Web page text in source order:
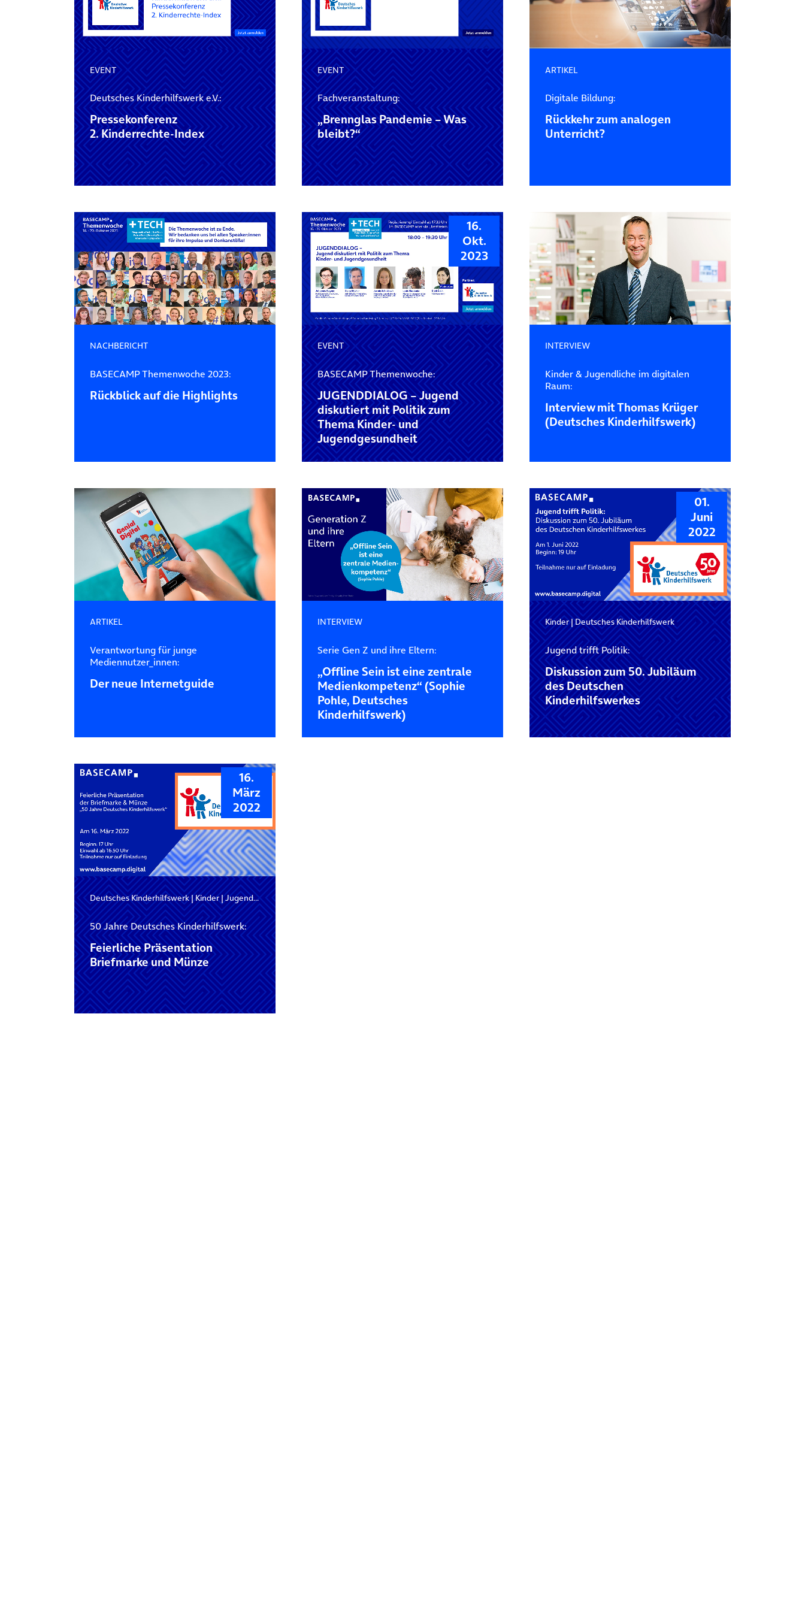
EVENT
Deutsches Kinderhilfswerk e.V.:
Pressekonferenz
2. Kinderrechte-Index
EVENT
Fachveranstaltung:
„Brennglas Pandemie – Was
bleibt?“
ARTIKEL
Digitale Bildung:
Rückkehr zum analogen
Unterricht?
NACHBERICHT
BASECAMP Themenwoche 2023:
Rückblick auf die Highlights
16.
Okt.
2023
EVENT
BASECAMP Themenwoche:
JUGENDDIALOG – Jugend
diskutiert mit Politik zum
Thema Kinder- und
Jugendgesundheit
INTERVIEW
Kinder & Jugendliche im digitalen
Raum:
Interview mit Thomas Krüger
(Deutsches Kinderhilfswerk)
ARTIKEL
Verantwortung für junge
Mediennutzer_innen:
Der neue Internetguide
INTERVIEW
Serie Gen Z und ihre Eltern:
„Offline Sein ist eine zentrale
Medienkompetenz“ (Sophie
Pohle, Deutsches
Kinderhilfswerk)
01.
Juni
2022
Kinder|Deutsches Kinderhilfswerk
Jugend trifft Politik:
Diskussion zum 50. Jubiläum
des Deutschen
Kinderhilfswerkes
16.
März
2022
Deutsches Kinderhilfswerk|Kinder|Jugendliche
50 Jahre Deutsches Kinderhilfswerk:
Feierliche Präsentation
Briefmarke und Münze